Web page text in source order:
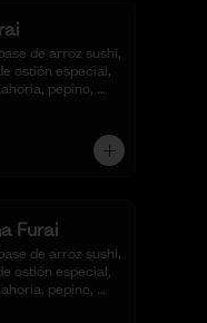
de arroz sushi,
ostión especial,
pepino,
Furai
de arroz sushi,
ostión especial,
pepino,